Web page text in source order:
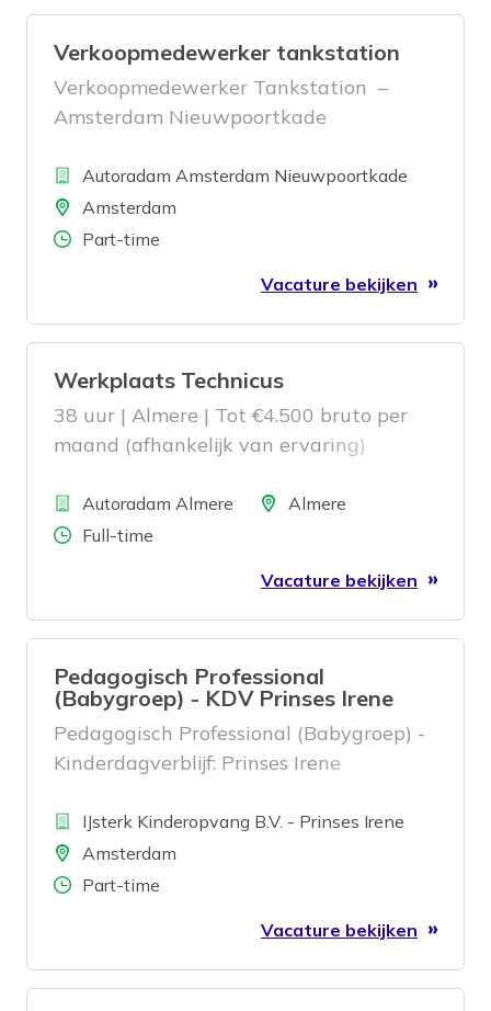
Verkoopmedewerker tankstation
Verkoopmedewerker Tankstation –
Amsterdam Nieuwpoortkade
BedrijfAutoradam Amsterdam Nieuwpoortkade
LocatieAmsterdam
Aantal uren
Part-time
Vacature bekijken
Werkplaats Technicus
38 uur | Almere | Tot €4.500 bruto per
maand (afhankelijk van ervaring)
BedrijfAutoradam Almere LocatieAlmere
Aantal uren
Full-time
Vacature bekijken
Pedagogisch Professional
(Babygroep) - KDV Prinses Irene
Pedagogisch Professional (Babygroep) -
Kinderdagverblijf: Prinses Irene
BedrijfIJsterk Kinderopvang B.V. - Prinses Irene
LocatieAmsterdam
Aantal uren
Part-time
Vacature bekijken